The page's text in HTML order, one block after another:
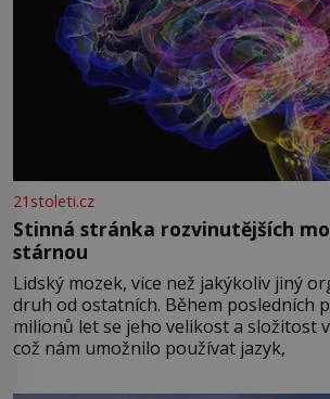
21stoleti.cz
Stinná stránka rozvinutějších
stárnou
Lidský mozek, více než jakýkoliv jiný
druh od ostatních. Během posledních
milionů let se jeho velikost a složitost
což nám umožnilo používat jazyk,